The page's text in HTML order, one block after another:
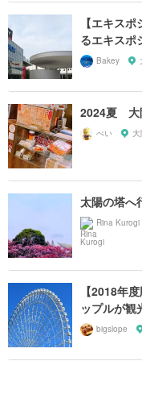
【エキス
るエキスポ
Bakey
2024夏 大
ぺい
太陽の塔へ
Rina Kurogi
【2018年
ップルが観
bigslope